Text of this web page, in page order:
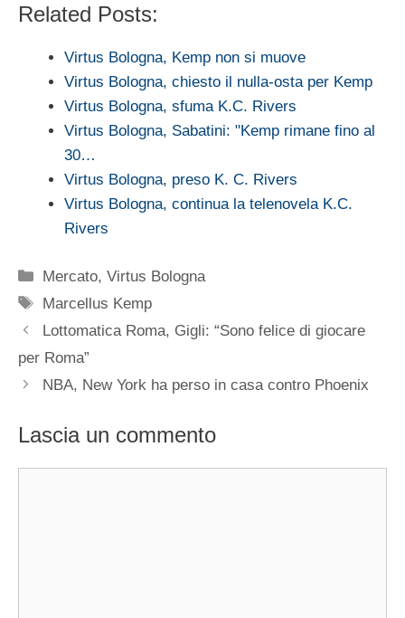
Related Posts:
Virtus Bologna, Kemp non si muove
Virtus Bologna, chiesto il nulla-osta per Kemp
Virtus Bologna, sfuma K.C. Rivers
Virtus Bologna, Sabatini: "Kemp rimane fino al
30…
Virtus Bologna, preso K. C. Rivers
Virtus Bologna, continua la telenovela K.C.
Rivers
Categorie
Mercato,Virtus Bologna
Tag
Marcellus Kemp
Lottomatica Roma, Gigli: “Sono felice di giocare
per Roma”
NBA, New York ha perso in casa contro Phoenix
Lascia un commento